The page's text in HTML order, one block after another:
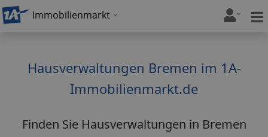
Immobilienmarkt
Hausverwaltungen Bremen im 1A-
Immobilienmarkt.de
Finden Sie Hausverwaltungen in Bremen